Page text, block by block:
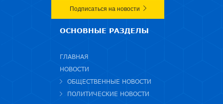
Подписаться на новости
ОСНОВНЫЕ РАЗДЕЛЫ
ГЛАВНАЯ
НОВОСТИ
ОБЩЕСТВЕННЫЕ НОВОСТИ
ПОЛИТИЧЕСКИЕ НОВОСТИ